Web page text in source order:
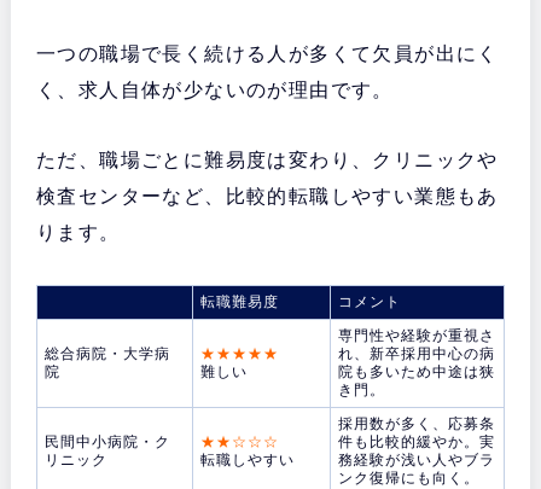
一つの職場で長く続ける人が多くて欠員が出にく
く、求人自体が少ないのが理由です。
ただ、職場ごとに難易度は変わり、クリニックや
検査センターなど、比較的転職しやすい業態もあ
ります。
転職難易度 コメント
総合病院・大学病
院
★★★★★
難しい
専門性や経験が重視さ
れ、新卒採用中心の病
院も多いため中途は狭
き門。
民間中小病院・ク
リニック
★★☆☆☆
転職しやすい
採用数が多く、応募条
件も比較的緩やか。実
務経験が浅い人やブラ
ンク復帰にも向く。